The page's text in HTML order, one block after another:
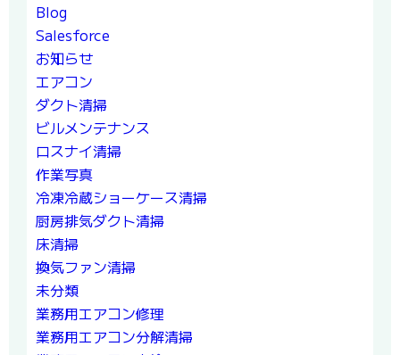
Blog
Salesforce
お知らせ
エアコン
ダクト清掃
ビルメンテナンス
ロスナイ清掃
作業写真
冷凍冷蔵ショーケース清掃
厨房排気ダクト清掃
床清掃
換気ファン清掃
未分類
業務用エアコン修理
業務用エアコン分解清掃